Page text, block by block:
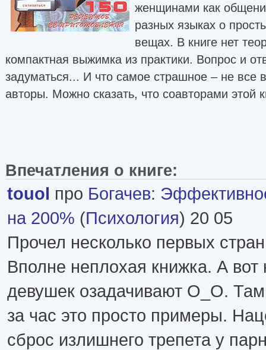
женщинами как
разных языках о
вещах. В книге нет
компактная выжимка из практики. Вопрос и
задуматься... И что самое страшное – не все
авторы. Можно сказать, что соавторами этой
Впечатления о книге:
touol про Богачев:
на 200% (Психология) 20 05
Прочел несколько первых
Вполне неплохая книжка. А вот
девушек озадачивают О_О.
за час это просто примеры.
сброс излишнего трепета у